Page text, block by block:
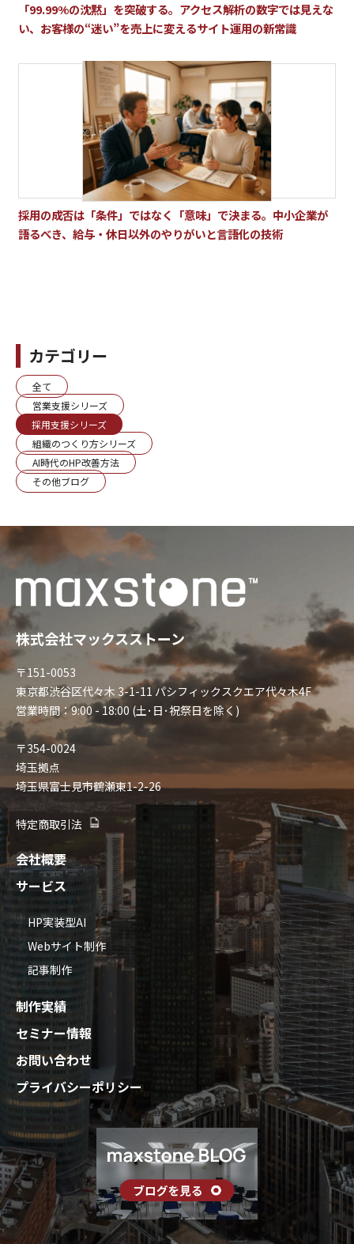
「99.99%の沈黙」を突破する。アクセス解析の数字では見えな
い、お客様の“迷い”を売上に変えるサイト運用の新常識
採用の成否は「条件」ではなく「意味」で決まる。中小企業が
語るべき、給与・休日以外のやりがいと言語化の技術
カテゴリー
全て
営業支援シリーズ
採用支援シリーズ
組織のつくり方シリーズ
AI時代のHP改善方法
その他ブログ
株式会社マックスストーン
〒151-0053
東京都渋谷区代々木 3-1-11 パシフィックスクエア代々木4F
営業時間：9:00 - 18:00 (土･日･祝祭日を除く)
〒354-0024
埼玉拠点
埼玉県富士見市鶴瀬東1-2-26
特定商取引法
会社概要
サービス
HP実装型AI
Webサイト制作
記事制作
制作実績
セミナー情報
お問い合わせ
プライバシーポリシー